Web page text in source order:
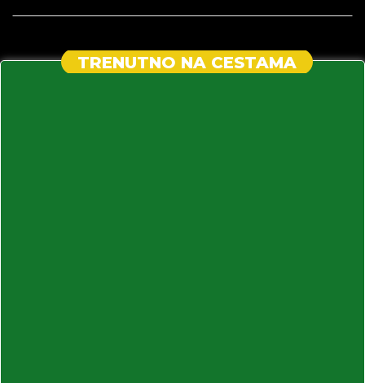
TRENUTNO NA CESTAMA